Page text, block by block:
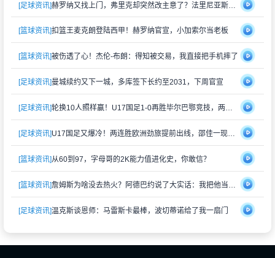
[足球资讯] 赫罗纳又找上门，弗里克却突然改主意了？法里尼亚斯不走了
[篮球资讯]扣篮王麦克朗登陆西甲！赫罗纳官宣，小加索尔当老板
[篮球资讯]被伤透了心！杰伦-布朗：得知被交易，我直接把手机摔了
[足球资讯]曼城续约又下一城，多库签下长约至2031，下周官宣
[足球资讯] 轮换10人照样赢！U17国足1-0再胜毕尔巴鄂竞技，两连胜提前晋级
[足球资讯] U17国足又爆冷！两连胜欧洲劲旅提前出线，邵佳一现场见证奇迹
[篮球资讯]从60到97，字母哥的2K能力值进化史，你敢信？
[篮球资讯]
[足球资讯]温克斯谈恩师：马雷斯卡最棒，波切蒂诺给了我一扇门